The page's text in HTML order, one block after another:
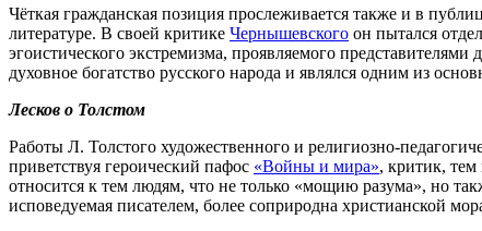
Чёткая гражданская позиция прослеживается также и в
литературе. В своей критике Чернышевского он пытался
эгоистического экстремизма, проявляемого
духовное богатство русского народа и являлся одним из
Лесков о Толстом
Работы Л. Толстого художественного и религиозно-
приветствуя героический пафос «Войны и мира», критик, тем
относится к тем людям, что не только «мощию разума», но
исповедуемая писателем, более соприродна христианской